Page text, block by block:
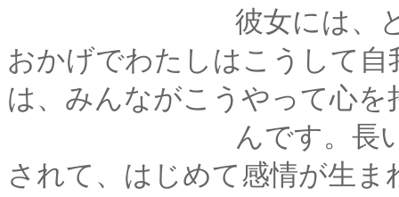
彼女には、とてもと
おかげでわたしはこうして
は、みんながこうやって心
んです。長い時間大
されて、はじめて感情が生